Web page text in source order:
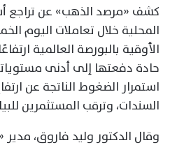
كشف «مرصد الذهب» عن تراجع
المحلية خلال تعاملات اليوم
الأوقية بالبورصة العالمية
استمرار الضغوط الناتجة عن
السندات، وترقب المستثمرين
وقال الدكتور وليد فاروق،